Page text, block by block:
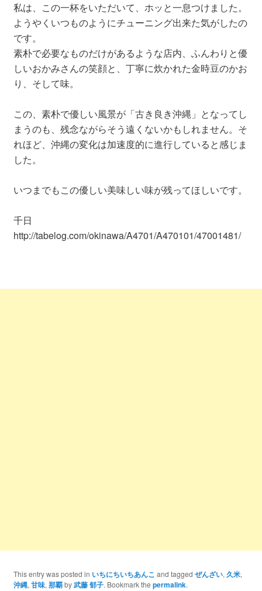
私は、この一杯をいただいて、ホッと一息つけました。
ようやくいつものようにチューニング出来た気がしたの
です。
素朴で必要なものだけがあるような店内、ふんわりと優
しいおかみさんの笑顔と、丁寧に炊かれた金時豆のかお
り、そして味。
この、素朴で優しい風景が「古き良き沖縄」となってし
まうのも、残念ながらそう遠くないかもしれません。そ
れほど、沖縄の変化は加速度的に進行していると感じま
した。
いつまでもこの優しい美味しい味が残ってほしいです。
千日
http://tabelog.com/okinawa/A4701/A470101/47001481/
This entry was posted in いちにちいちあんこ and tagged ぜんざい, 久米,
沖縄, 甘味, 那覇by武藤 郁子. Bookmark the permalink.